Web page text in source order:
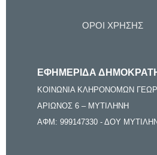
ΟΡΟΙ ΧΡΗΣΗΣ
ΕΦΗΜΕΡΙΔΑ
ΚΟΙΝΩΝΙΑ ΚΛΗΡΟΝΟΜΩΝ
ΑΡΙΩΝΟΣ 6 – ΜΥΤΙΛΗΝΗ
ΑΦΜ: 999147330 - ΔΟΥ